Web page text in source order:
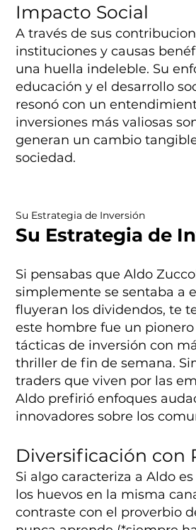
Su Estrategia de Inversión
Su Estrategia de
Si pensabas que Aldo
simplemente se sentaba a
fluyeran los dividendos, te
este hombre fue un
tácticas de inversión con
thriller de fin de semana.
traders que viven por las
Aldo prefirió enfoques
innovadores sobre los
Diversificación con
Si algo caracteriza a Aldo
los huevos en la misma
contraste con el proverbio
Impacto Social
A través de sus
instituciones y causas
una huella indeleble. Su
educación y el desarrollo
resonó con un
inversiones más valiosas
generan un cambio
sociedad.